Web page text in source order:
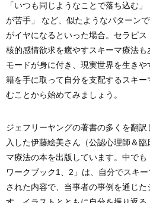
「いつも同じようなことで落ち込む
が苦手」 など、似たようなパターン
がイヤになるといった場合。セラピ
核的感情欲求を癒やすスキーマ療法
モードが身に付き、現実世界を生き
籍を手に取って自分を支配するスキ
むことから始めてみましょう。
ジェフリーヤングの著書の多くを翻
入した伊藤絵美さん（公認心理師＆
マ療法の本を出版しています。中で
ワークブック1、2」は、自分でスキ
された内容で、当事者の事例を通じ